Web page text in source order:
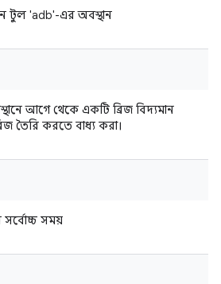
টুল 'adb'-এর অবস্থান
আগে থেকে একটি ব্রিজ বিদ্যমান
তৈরি করতে বাধ্য করা।
সর্বোচ্চ সময়